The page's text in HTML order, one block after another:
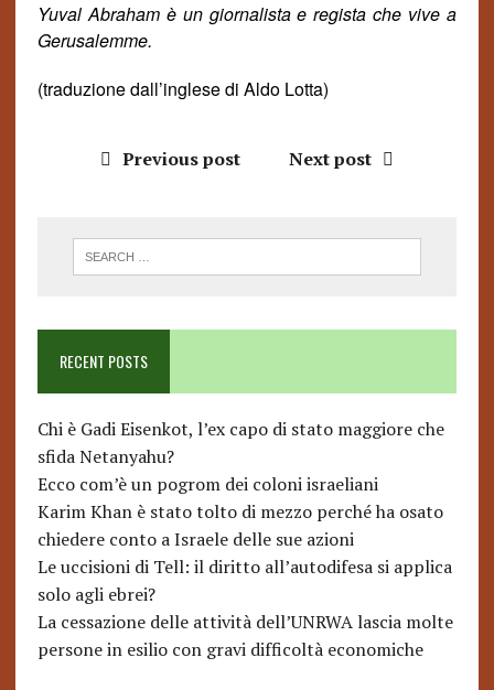
Yuval Abraham è un giornalista e regista che vive a
Gerusalemme.
(traduzione dall’inglese di Aldo Lotta)
Previous post Next post
RECENT POSTS
Chi è Gadi Eisenkot, l’ex capo di stato maggiore che
sfida Netanyahu?
Ecco com’è un pogrom dei coloni israeliani
Karim Khan è stato tolto di mezzo perché ha osato
chiedere conto a Israele delle sue azioni
Le uccisioni di Tell: il diritto all’autodifesa si applica
solo agli ebrei?
La cessazione delle attività dell’UNRWA lascia molte
persone in esilio con gravi difficoltà economiche